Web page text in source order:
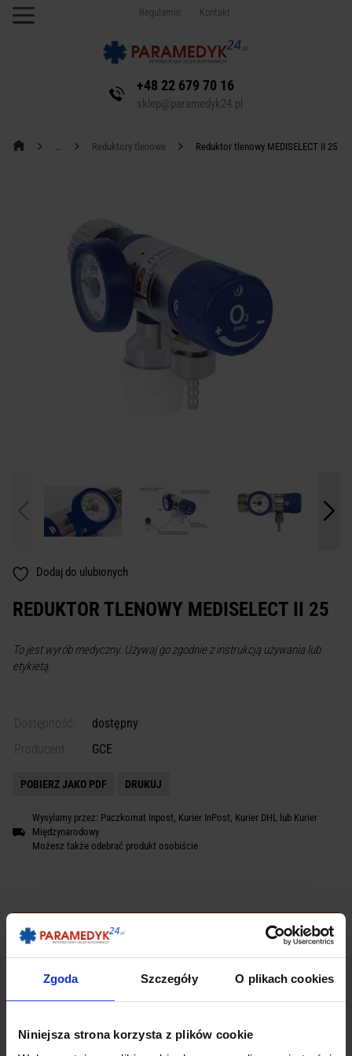
Zgoda Szczegóły O plikach cookies
Niniejsza strona korzysta z plików cookie
Regulamin Kontakt
+48 22 679 70 16
sklep@paramedyk24.pl
Reduktory tlenowe Reduktor tlenowy MEDISELECT II 25
Dodaj do ulubionych
REDUKTOR TLENOWY MEDISELECT II 25
To jest wyrób medyczny. Używaj go zgodnie z instrukcją używania lub
etykietą.
Dostępność:
dostępny
Producent:
GCE
POBIERZ JAKO PDF DRUKUJ
Wysyłamy przez: Paczkomat Inpost, Kurier InPost, Kurier DHL lub Kurier
Międzynarodowy
Możesz także odebrać produkt osobiście
OPIS
Reduktor tlenowy MEDISELECT II 25
przepływomierzem przeznaczony do mocowania na butlach
aluminiowych i stalowych.